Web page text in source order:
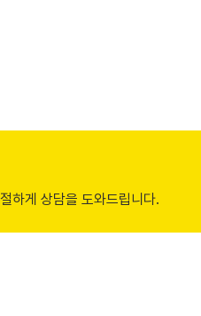
하게 상담을 도와드립니다.